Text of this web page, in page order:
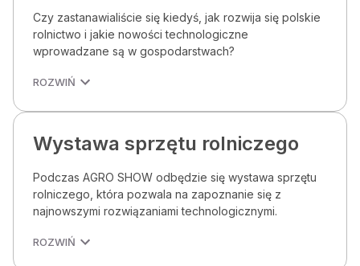
Czy zastanawialiście się kiedyś, jak rozwija się polskie
rolnictwo i jakie nowości technologiczne
wprowadzane są w gospodarstwach?
ROZWIŃ
Wystawa sprzętu rolniczego
Podczas AGRO SHOW odbędzie się wystawa sprzętu
rolniczego, która pozwala na zapoznanie się z
najnowszymi rozwiązaniami technologicznymi.
ROZWIŃ